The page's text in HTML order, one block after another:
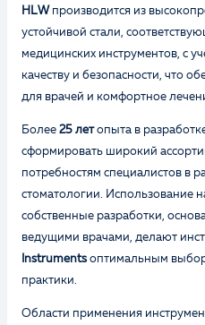
HLW производится из
устойчивой стали,
медицинских инструментов, с
качеству и безопасности, что
для врачей и комфортное
Более 25 летопыта в
сформировать широкий
потребностям специалистов в
стоматологии. Использование
собственные разработки,
ведущими врачами, делают
Instruments оптимальным
практики.
Области применения